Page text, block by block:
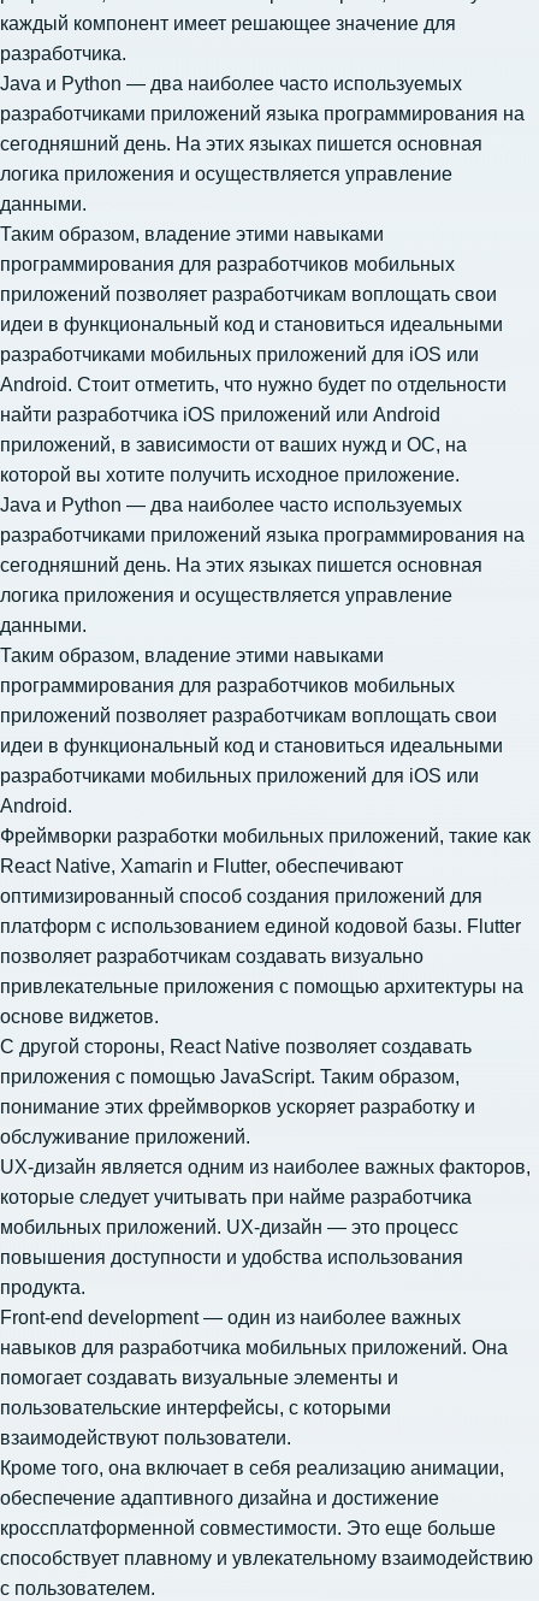
каждый компонент имеет решающее значение для
разработчика.
Java и Python — два наиболее часто используемых
разработчиками приложений языка программирования на
сегодняшний день. На этих языках пишется основная
логика приложения и осуществляется управление
данными.
Таким образом, владение этими навыками
программирования для разработчиков мобильных
приложений позволяет разработчикам воплощать свои
идеи в функциональный код и становиться идеальными
разработчиками мобильных приложений для iOS или
Android. Стоит отметить, что нужно будет по отдельности
найти разработчика iOS приложений или Android
приложений, в зависимости от ваших нужд и ОС, на
которой вы хотите получить исходное приложение.
Java и Python — два наиболее часто используемых
разработчиками приложений языка программирования на
сегодняшний день. На этих языках пишется основная
логика приложения и осуществляется управление
данными.
Таким образом, владение этими навыками
программирования для разработчиков мобильных
приложений позволяет разработчикам воплощать свои
идеи в функциональный код и становиться идеальными
разработчиками мобильных приложений для iOS или
Android.
Фреймворки разработки мобильных приложений, такие как
React Native, Xamarin и Flutter, обеспечивают
оптимизированный способ создания приложений для
платформ с использованием единой кодовой базы. Flutter
позволяет разработчикам создавать визуально
привлекательные приложения с помощью архитектуры на
основе виджетов.
С другой стороны, React Native позволяет создавать
приложения с помощью JavaScript. Таким образом,
понимание этих фреймворков ускоряет разработку и
обслуживание приложений.
UX-дизайн является одним из наиболее важных факторов,
которые следует учитывать при найме разработчика
мобильных приложений. UX-дизайн — это процесс
повышения доступности и удобства использования
продукта.
Front-end development — один из наиболее важных
навыков для разработчика мобильных приложений. Она
помогает создавать визуальные элементы и
пользовательские интерфейсы, с которыми
взаимодействуют пользователи.
Кроме того, она включает в себя реализацию анимации,
обеспечение адаптивного дизайна и достижение
кроссплатформенной совместимости. Это еще больше
способствует плавному и увлекательному взаимодействию
с пользователем.